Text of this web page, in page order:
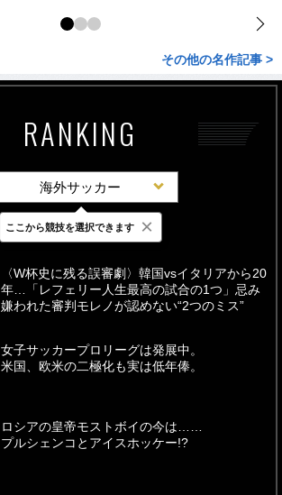
その他の名作記事 >
RANKING
海外サッカー
最新 24時間 週間
〈W杯史に残る誤審劇〉韓国vsイタリアから20
年…「レフェリー人生最高の試合の1つ」忌み
嫌われた審判モレノが認めない“2つのミス”
女子サッカープロリーグは発展中。
米国、欧米の二極化も実は低年俸。
ロシアの皇帝モストボイの今は……
プルシェンコとアイスホッケー!?
ここから競技を選択できます ×